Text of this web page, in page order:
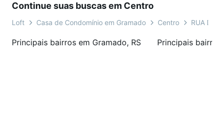
Continue suas buscas em Centro
Loft Casa de Condomínio em Gramado Centro RUA
Principais bairros em Gramado, RS Principais